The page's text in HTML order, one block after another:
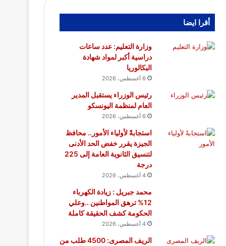
أقرا ايضا
وزارة التعليم: عدد ساعات
دراسية أكبر لمواد شهادة
البكالوريا
6 أغسطس، 2026
رئيس الوزراء يستقبل المدير
العام لمنظمة اليونسكو
6 أغسطس، 2026
استجابةً لأولياء الأمور.. محافظ
الجيزة يقرر خفض الحد الأدنى
لتنسيق الثانوية العامة إلى 225
درجة
4 أغسطس، 2026
محمد جبريل : زيادة الكهرباء
12% ترهق المواطنين ..وعلي
الحكومة كشف الحقيقة كاملة
4 أغسطس، 2026
الريف المصرى: 4500 طلب من